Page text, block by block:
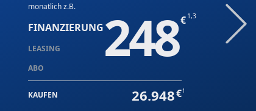
monatlich z.B.
FINANZIERUNG
LEASING
ABO
248 1,3
KAUFEN 26.948 1